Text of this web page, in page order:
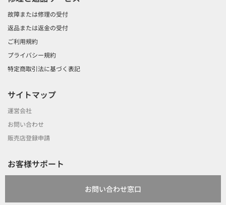
故障または修理の受付
返品または返金の受付
ご利用規約
プライバシー規約
特定商取引法に基づく表記
サイトマップ
運営会社
お問い合わせ
販売店登録申請
お客様サポート
お問い合わせ窓口